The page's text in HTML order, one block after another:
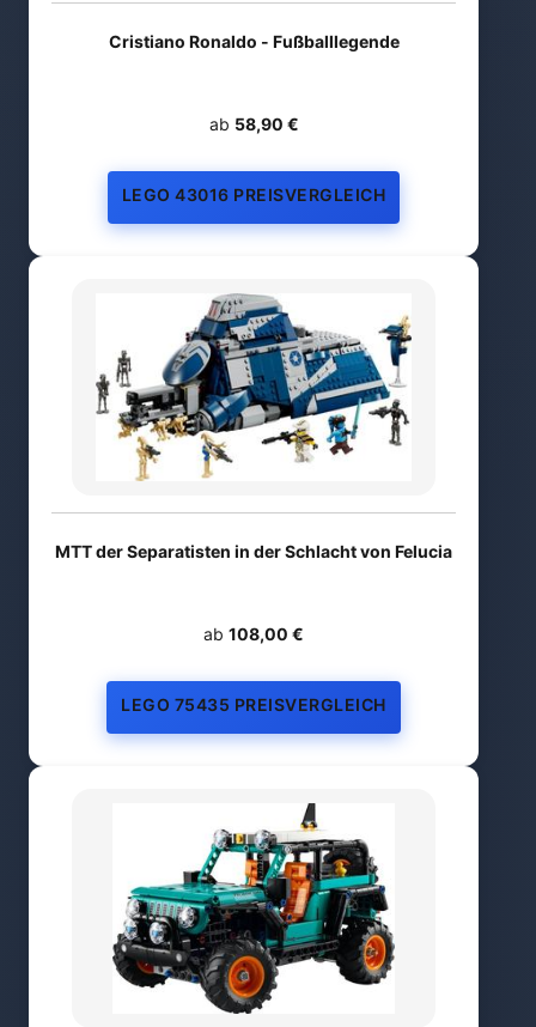
Cristiano Ronaldo - Fußballlegende
ab 58,90 €
LEGO 43016 PREISVERGLEICH
MTT der Separatisten in der Schlacht von Felucia
ab 108,00 €
LEGO 75435 PREISVERGLEICH